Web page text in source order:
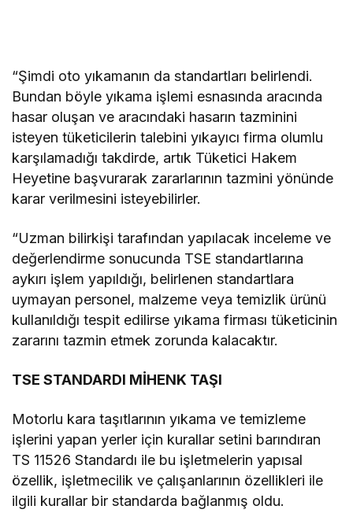
“Şimdi oto yıkamanın da standartları belirlendi.
Bundan böyle yıkama işlemi esnasında aracında
hasar oluşan ve aracındaki hasarın tazminini
isteyen tüketicilerin talebini yıkayıcı firma olumlu
karşılamadığı takdirde, artık Tüketici Hakem
Heyetine başvurarak zararlarının tazmini yönünde
karar verilmesini isteyebilirler.
“Uzman bilirkişi tarafından yapılacak inceleme ve
değerlendirme sonucunda TSE standartlarına
aykırı işlem yapıldığı, belirlenen standartlara
uymayan personel, malzeme veya temizlik ürünü
kullanıldığı tespit edilirse yıkama firması tüketicinin
zararını tazmin etmek zorunda kalacaktır.
TSE STANDARDI MİHENK TAŞI
Motorlu kara taşıtlarının yıkama ve temizleme
işlerini yapan yerler için kurallar setini barındıran
TS 11526 Standardı ile bu işletmelerin yapısal
özellik, işletmecilik ve çalışanlarının özellikleri ile
ilgili kurallar bir standarda bağlanmış oldu.